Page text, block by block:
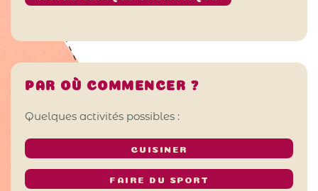
PAR OÙ COMMENCER ?
Quelques activités possibles :
CUISINER
FAIRE DU SPORT